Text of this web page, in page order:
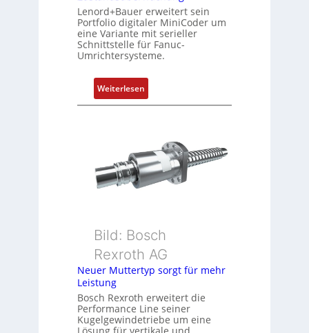
r
t
P
o
t
s
m
e
n
u
d
Z
u
Lenord+Bauer erweitert sein
Portfolio digitaler MiniCoder um
eine Variante mit serieller
Schnittstelle für Fanuc-
Umrichtersysteme.
Weiterlesen:
D
g
e
b
k
m
b
n
i
Bild: Bosch
Rexroth AG
Neuer Muttertyp sorgt für mehr
Leistung
Bosch Rexroth erweitert die
Performance Line seiner
Kugelgewindetriebe um eine